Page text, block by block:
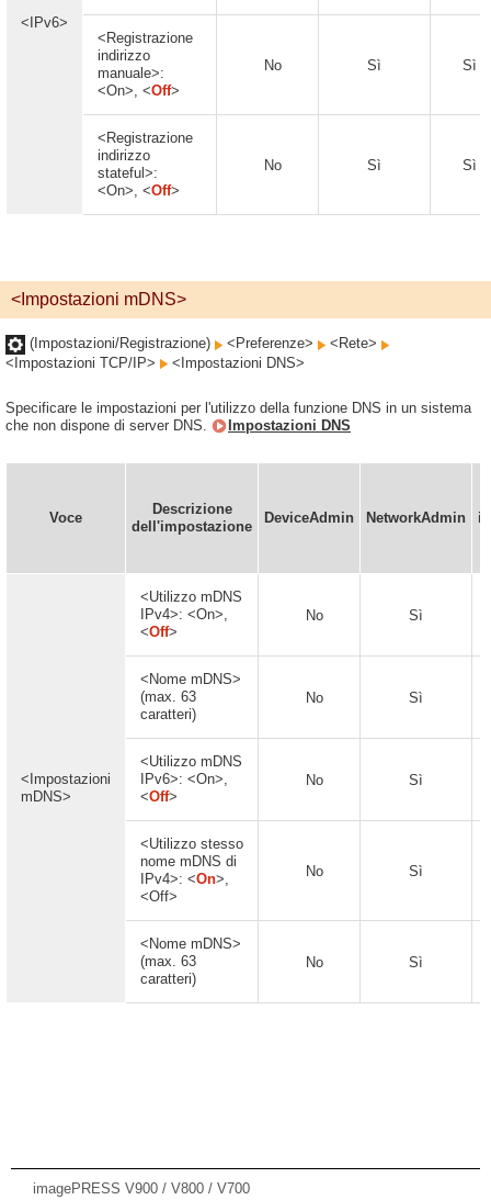
<IPv6>
<Registrazione
indirizzo
manuale>:
<On>, <Off>
No Sì Sì
<Registrazione
indirizzo
stateful>:
<On>, <Off>
No Sì Sì
<Impostazioni mDNS>
(Impostazioni/Registrazione) <Preferenze>
<Rete>
<Impostazioni TCP/IP>
<Impostazioni DNS>
Specificare le impostazioni per l'utilizzo della funzione DNS in un sistema
che non dispone di server DNS.
Impostazioni DNS
Voce
Descrizione
dell'impostazione
DeviceAdmin NetworkAdmin
<Impostazioni
mDNS>
<Utilizzo mDNS
IPv4>: <On>,
<Off>
No Sì
<Nome mDNS>
(max. 63
caratteri)
No Sì
<Utilizzo mDNS
IPv6>: <On>,
<Off>
No Sì
<Utilizzo stesso
nome mDNS di
IPv4>: <On>,
<Off>
No Sì
<Nome mDNS>
(max. 63
caratteri)
No Sì
imagePRESS V900 / V800 / V700